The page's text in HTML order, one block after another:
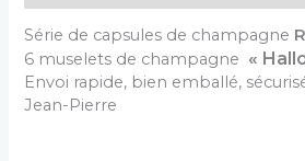
Série de capsules de champagne
6 muselets de champagne «
Envoi rapide, bien emballé,
Jean-Pierre